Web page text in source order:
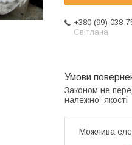
+380 (99) 038-
Світлана
Законом не
належної якості